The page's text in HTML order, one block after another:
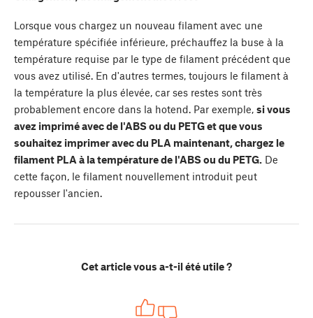
Lorsque vous chargez un nouveau filament avec une
température spécifiée inférieure, préchauffez la buse à la
température requise par le type de filament précédent que
vous avez utilisé. En d'autres termes, toujours le filament à
la température la plus élevée, car ses restes sont très
probablement encore dans la hotend. Par exemple, si vous
avez imprimé avec de l'ABS ou du PETG et que vous
souhaitez imprimer avec du PLA maintenant, chargez le
filament PLA à la température de l'ABS ou du PETG. De
cette façon, le filament nouvellement introduit peut
repousser l'ancien.
Cet article vous a-t-il été utile ?